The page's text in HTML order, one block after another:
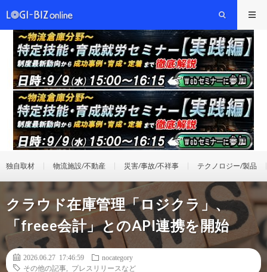
独自取材 物流施設/不動産 災害/事故/不祥事 テクノロジー/製品
クラウド在庫管理「ロジクラ」、
「freee会計」とのAPI連携を開始
2026.06.27 17:46:59
nocategory
その他の記事
プレスリリースなど